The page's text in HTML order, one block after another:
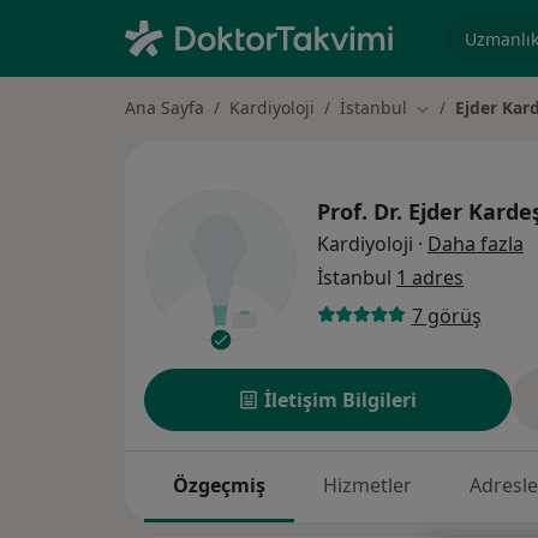
Ana Sayfa Kardiyoloji İstanbul Şehir değiştir
Ejder
Prof. Dr. Ejder
Kardiyoloji · Daha fazla
İstanbul 1 adres
7 görüş
İletişim Bilgileri
Özgeçmiş Hizmetler